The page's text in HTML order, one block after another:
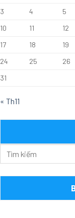
3
4 5
10
11 12
17
18 19
24
25 26
31
« Th11